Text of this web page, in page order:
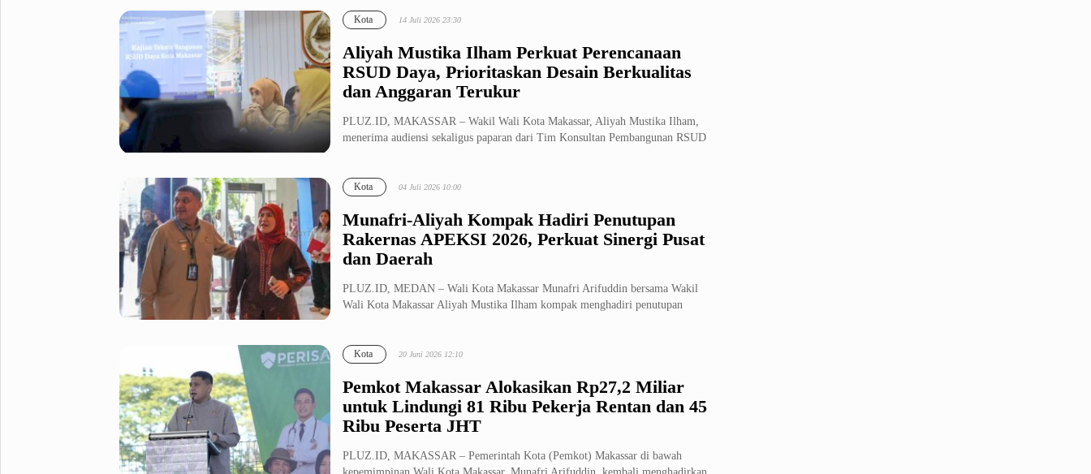
Aliyah Mustika Ilham Perkuat Perencanaan
RSUD Daya, Prioritaskan Desain Berkualitas
dan Anggaran Terukur
Kota 14 Juli 2026 23:30
PLUZ.ID, MAKASSAR – Wakil Wali Kota Makassar, Aliyah Mustika Ilham,
menerima audiensi sekaligus paparan dari Tim Konsultan Pembangunan RSUD
Munafri-Aliyah Kompak Hadiri Penutupan
Rakernas APEKSI 2026, Perkuat Sinergi Pusat
dan Daerah
Kota 04 Juli 2026 10:00
PLUZ.ID, MEDAN – Wali Kota Makassar Munafri Arifuddin bersama Wakil
Wali Kota Makassar Aliyah Mustika Ilham kompak menghadiri penutupan
Pemkot Makassar Alokasikan Rp27,2 Miliar
untuk Lindungi 81 Ribu Pekerja Rentan dan 45
Ribu Peserta JHT
Kota 20 Juni 2026 12:10
PLUZ.ID, MAKASSAR – Pemerintah Kota (Pemkot) Makassar di bawah